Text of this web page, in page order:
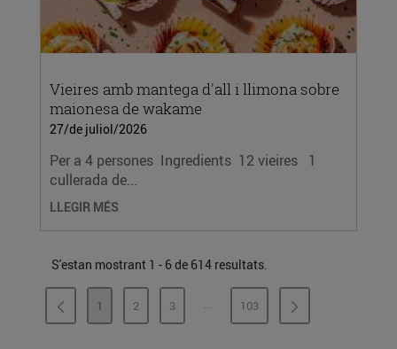
Vieires amb mantega d'all i llimona sobre
maionesa de wakame
27/de juliol/2026
Per a 4 persones Ingredients 12 vieires 1
cullerada de...
LLEGIR MÉS
S'estan mostrant 1 - 6 de 614 resultats.
PÀGINA
1 PÀGINA
2 PÀGINA
3 ...PÀGINES INTERMÈDIES
PÀGINA
103